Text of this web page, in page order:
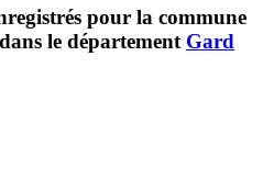
pour la commune
le département Gard